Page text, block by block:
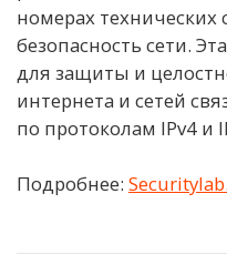
номерах
безопасность сети.
для защиты и
интернета и сетей
по протоколам IPv4 и
Подробнее: